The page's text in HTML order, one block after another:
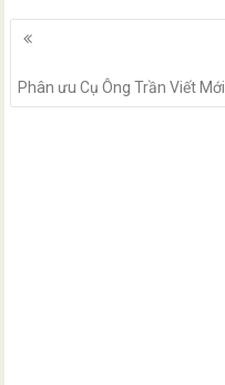
Posts
Phân ưu Cụ Ông Trần Viết Mới